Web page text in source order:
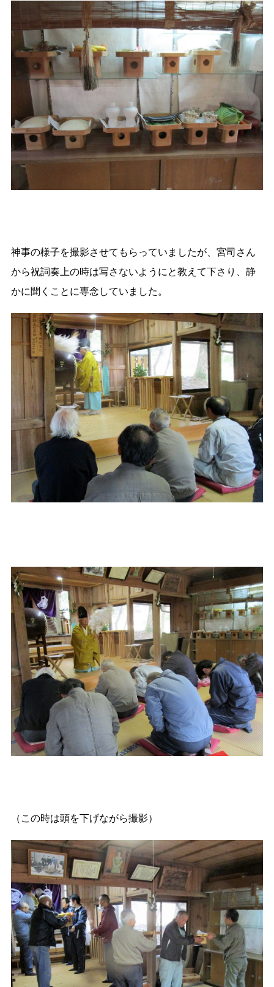
神事の様子を撮影させてもらっていましたが、宮司さん
から祝詞奏上の時は写さないようにと教えて下さり、静
かに聞くことに専念していました。
（この時は頭を下げながら撮影）